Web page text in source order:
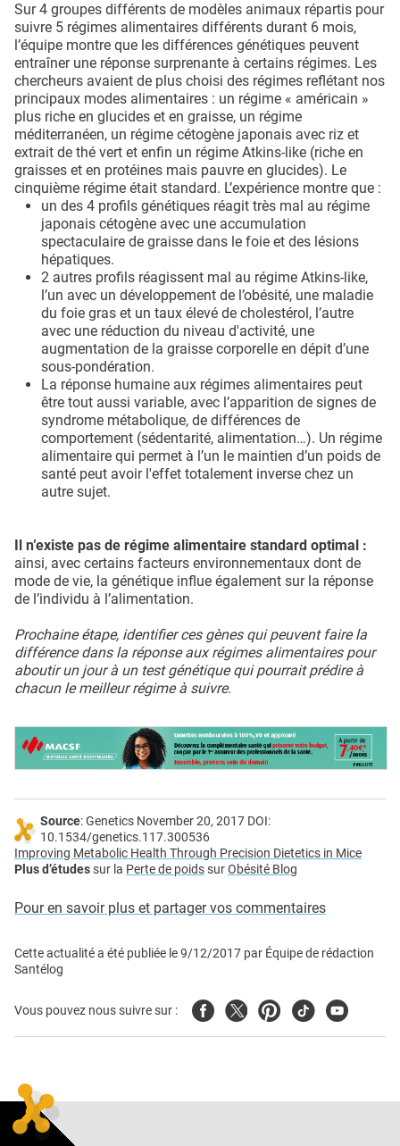
Sur 4 groupes différents de modèles animaux répartis pour
suivre 5 régimes alimentaires différents durant 6 mois,
l’équipe montre que les différences génétiques peuvent
entraîner une réponse surprenante à certains régimes. Les
chercheurs avaient de plus choisi des régimes reflétant nos
principaux modes alimentaires : un régime « américain »
plus riche en glucides et en graisse, un régime
méditerranéen, un régime cétogène japonais avec riz et
extrait de thé vert et enfin un régime Atkins-like (riche en
graisses et en protéines mais pauvre en glucides). Le
cinquième régime était standard. L’expérience montre que :
un des 4 profils génétiques réagit très mal au régime
japonais cétogène avec une accumulation
spectaculaire de graisse dans le foie et des lésions
hépatiques.
2 autres profils réagissent mal au régime Atkins-like,
l’un avec un développement de l’obésité, une maladie
du foie gras et un taux élevé de cholestérol, l’autre
avec une réduction du niveau d'activité, une
augmentation de la graisse corporelle en dépit d’une
sous-pondération.
La réponse humaine aux régimes alimentaires peut
être tout aussi variable, avec l’apparition de signes de
syndrome métabolique, de différences de
comportement (sédentarité, alimentation…). Un régime
alimentaire qui permet à l’un le maintien d’un poids de
santé peut avoir l'effet totalement inverse chez un
autre sujet.
Il n’existe pas de régime alimentaire standard optimal :
ainsi, avec certains facteurs environnementaux dont de
mode de vie, la génétique influe également sur la réponse
de l’individu à l’alimentation.
Prochaine étape, identifier ces gènes qui peuvent faire la
différence dans la réponse aux régimes alimentaires pour
aboutir un jour à un test génétique qui pourrait prédire à
chacun le meilleur régime à suivre.
Source: Genetics November 20, 2017 DOI:
10.1534/genetics.117.300536
Improving Metabolic Health Through Precision Dietetics in Mice
Plus d’étudessur la Perte de poidssurObésité Blog
Pour en savoir plus et partager vos commentaires
Cette actualité a été publiée le9/12/2017 par Équipe de rédaction
Santélog
Vous pouvez nous suivre sur : FacebookTwitterPinterest
TiktokYoutube